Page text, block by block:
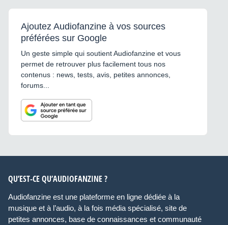
Ajoutez Audiofanzine à vos sources
préférées sur Google
Un geste simple qui soutient Audiofanzine et vous
permet de retrouver plus facilement tous nos
contenus : news, tests, avis, petites annonces,
forums...
QU’EST-CE QU’AUDIOFANZINE ?
Audiofanzine est une plateforme en ligne dédiée à la
musique et à l’audio, à la fois média spécialisé, site de
petites annonces, base de connaissances et communauté